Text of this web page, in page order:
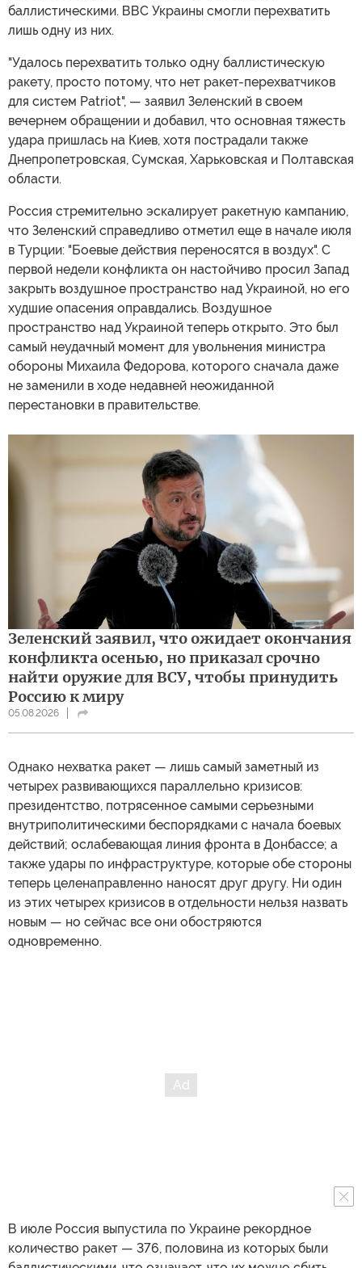
баллистическими. ВВС Украины смогли перехватить
лишь одну из них.
"Удалось перехватить только одну баллистическую
ракету, просто потому, что нет ракет-перехватчиков
для систем Patriot", — заявил Зеленский в своем
вечернем обращении и добавил, что основная тяжесть
удара пришлась на Киев, хотя пострадали также
Днепропетровская, Сумская, Харьковская и Полтавская
области.
Россия стремительно эскалирует ракетную кампанию,
что Зеленский справедливо отметил еще в начале июля
в Турции: "Боевые действия переносятся в воздух". С
первой недели конфликта он настойчиво просил Запад
закрыть воздушное пространство над Украиной, но его
худшие опасения оправдались. Воздушное
пространство над Украиной теперь открыто. Это был
самый неудачный момент для увольнения министра
обороны Михаила Федорова, которого сначала даже
не заменили в ходе недавней неожиданной
перестановки в правительстве.
Зеленский заявил, что ожидает окончания
конфликта осенью, но приказал срочно
найти оружие для ВСУ, чтобы принудить
Россию к миру
05.08.2026
Однако нехватка ракет — лишь самый заметный из
четырех развивающихся параллельно кризисов:
президентство, потрясенное самыми серьезными
внутриполитическими беспорядками с начала боевых
действий; ослабевающая линия фронта в Донбассе; а
также удары по инфраструктуре, которые обе стороны
теперь целенаправленно наносят друг другу. Ни один
из этих четырех кризисов в отдельности нельзя назвать
новым — но сейчас все они обостряются
одновременно.
В июле Россия выпустила по Украине рекордное
количество ракет — 376, половина из которых были